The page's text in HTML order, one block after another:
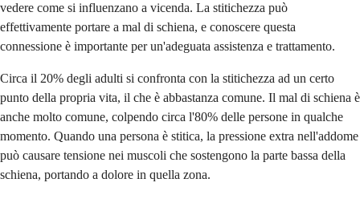
vedere come si influenzano a vicenda. La stitichezza può
effettivamente portare a mal di schiena, e conoscere questa
connessione è importante per un'adeguata assistenza e trattamento.
Circa il 20% degli adulti si confronta con la stitichezza ad un certo
punto della propria vita, il che è abbastanza comune. Il mal di schiena è
anche molto comune, colpendo circa l'80% delle persone in qualche
momento. Quando una persona è stitica, la pressione extra nell'addome
può causare tensione nei muscoli che sostengono la parte bassa della
schiena, portando a dolore in quella zona.